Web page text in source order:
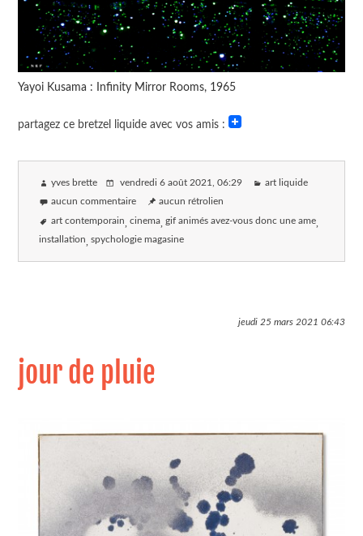
Yayoi Kusama : Infinity Mirror Rooms, 1965
partagez ce bretzel liquide avec vos amis :
yves brette vendredi 6 août 2021, 06:29 art liquide
aucun commentaire aucun rétrolien
art contemporain cinema gif animés avez-vous donc une ame
installation spychologie magasine
jeudi 25 mars 2021 06:43
jour de pluie